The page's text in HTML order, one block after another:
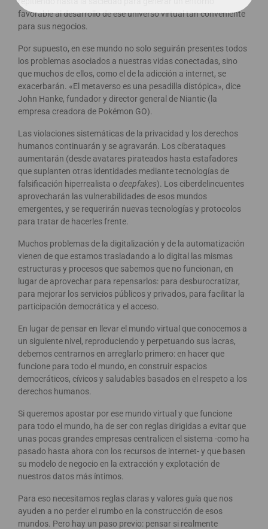
favorable al desarrollo de ese universo virtual tan conveniente
para sus negocios.
Por supuesto, en ese mundo no solo seguirán presentes todos
los problemas asociados a nuestras vidas conectadas, sino
que muchos de ellos, como el de la adicción a internet, se
exacerbarán. «El metaverso es una pesadilla distópica», dice
John Hanke, fundador y director general de Niantic (la
empresa creadora de Pokémon GO).
Las violaciones sistemáticas de la privacidad y los derechos
humanos continuarán y se agravarán. Los ciberataques
aumentarán (desde avatares pirateados hasta estafadores
que suplanten otras identidades mediante tecnologías de
falsificación hiperrealista o deepfakes). Los ciberdelincuentes
aprovecharán las vulnerabilidades de esos mundos
emergentes, y se requerirán nuevas tecnologías y protocolos
para tratar de hacerles frente.
Muchos problemas de la digitalización y de la automatización
vienen de que estamos trasladando a lo digital las mismas
estructuras y procesos que sabemos que no funcionan, en
lugar de aprovechar para repensarlos: para desburocratizar,
para mejorar los servicios públicos y privados, para facilitar la
participación democrática y el acceso.
En lugar de pensar en llevar el mundo virtual que conocemos a
un siguiente nivel, reproduciendo y perpetuando sus lacras,
debemos centrarnos en arreglarlo primero: en hacer que
funcione para todo el mundo, en construir espacios
democráticos, cívicos y saludables basados en el respeto a los
derechos humanos.
Si queremos apostar por ese mundo virtual y que funcione
para todo el mundo, ha de ser con reglas dirigidas a evitar que
unas pocas grandes empresas centralicen el sistema -como ha
pasado hasta ahora con los recursos de internet- y que basen
su modelo de negocio en la extracción y explotación de
nuestros datos más íntimos.
Para eso necesitamos reglas claras y valores guía que nos
ayuden a no perder el rumbo en la construcción de esos
mundos. Pero hay un paso previo: pensar si realmente